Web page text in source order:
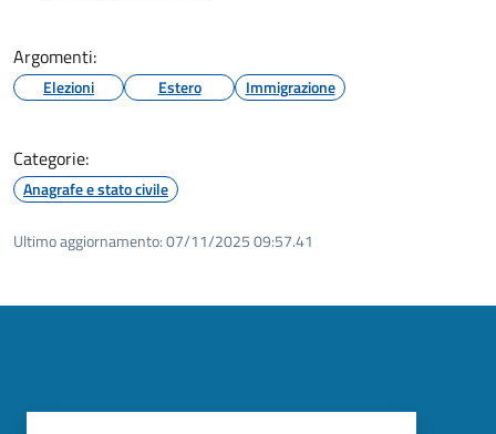
Argomenti:
Elezioni Estero Immigrazione
Categorie:
Anagrafe e stato civile
Ultimo aggiornamento:07/11/2025 09:57.41